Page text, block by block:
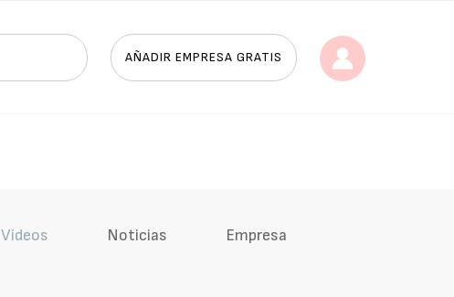
AÑADIR EMPRESA GRATIS
Vídeos Noticias Empresa